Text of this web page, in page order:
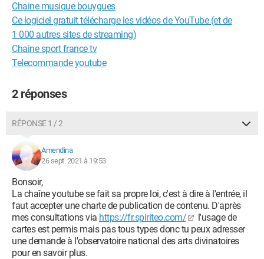
Chaine musique bouygues
Ce logiciel gratuit télécharge les vidéos de YouTube (et de
1 000 autres sites de streaming)
Chaine sport france tv
Telecommande youtube
2 réponses
RÉPONSE 1 / 2
Amendina
26 sept. 2021 à 19:53
Bonsoir,
La chaîne youtube se fait sa propre loi, c'est à dire à l'entrée, il
faut accepter une charte de publication de contenu. D'après
mes consultations via https://fr.spiriteo.com/
l'usage de
cartes est permis mais pas tous types donc tu peux adresser
une demande à l'observatoire national des arts divinatoires
pour en savoir plus.